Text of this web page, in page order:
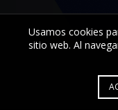
Usamos cookies
sitio web. Al